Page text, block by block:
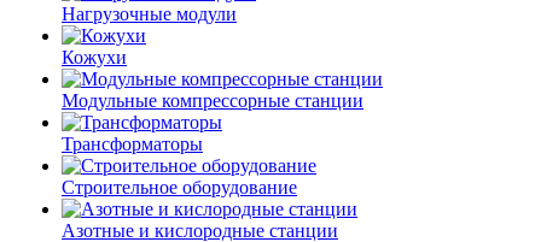
Нагрузочные модули
Кожухи
Модульные компрессорные станции
Трансформаторы
Строительное оборудование
Азотные и кислородные станции